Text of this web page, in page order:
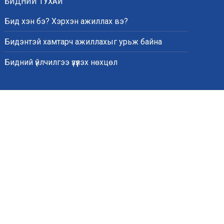
Бид хэн бэ? Хэрхэн ажиллах вэ?
Бидэнтэй хамтарч ажиллахыг урьж байна
Бидний үйлчилгээ үзүүлэх нөхцөл